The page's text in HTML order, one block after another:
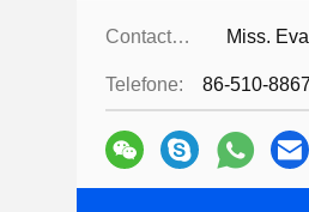
Contactos: Miss.
Telefone: 86-510-